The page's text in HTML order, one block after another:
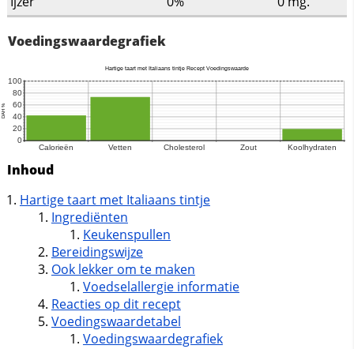
Voedingswaardegrafiek
Inhoud
Hartige taart met Italiaans tintje
Ingrediënten
Keukenspullen
Bereidingswijze
Ook lekker om te maken
Voedselallergie informatie
Reacties op dit recept
Voedingswaardetabel
Voedingswaardegrafiek